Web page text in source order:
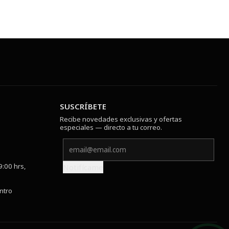
hrs,
SUSCRÍBETE
Recibe novedades exclusivas y ofertas
especiales — directo a tu correo.